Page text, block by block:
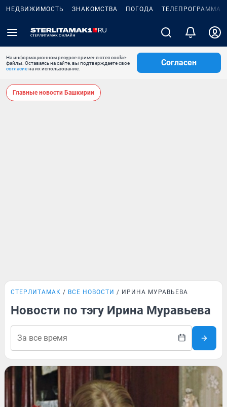
НЕДВИЖИМОСТЬ ЗНАКОМСТВА ПОГОДА ТЕЛЕПРОГРАММА
На информационном ресурсе применяются cookie-
файлы. Оставаясь на сайте, вы подтверждаете свое
согласиена их использование.
Согласен
Главные новости Башкирии
СТЕРЛИТАМАК ВСЕ НОВОСТИ ИРИНА МУРАВЬЕВА
Новости по тэгу Ирина Муравьева